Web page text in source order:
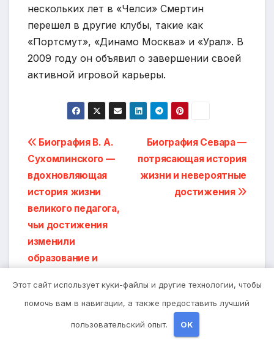
нескольких лет в «Челси» Смертин
перешел в другие клубы, такие как
«Портсмут», «Динамо Москва» и «Урал». В
2009 году он объявил о завершении своей
активной игровой карьеры.
Навигация
по
записям
Биография Севара —
потрясающая история
жизни и невероятные
достижения
Биография В. А.
Сухомлинского —
вдохновляющая
история жизни
великого педагога,
чьи достижения
изменили
образование и
Советском Союзе
Этот сайт использует куки-файлы и другие технологии, чтобы
помочь вам в навигации, а также предоставить лучший
пользовательский опыт. OK